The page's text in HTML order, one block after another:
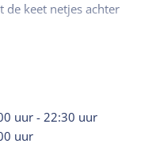
de keet netjes achter
uur -22:30 uur
uur